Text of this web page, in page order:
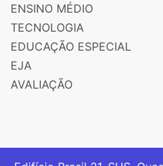
ENSINO MÉDIO
TECNOLOGIA
EDUCAÇÃO ESPECIAL
EJA
AVALIAÇÃO